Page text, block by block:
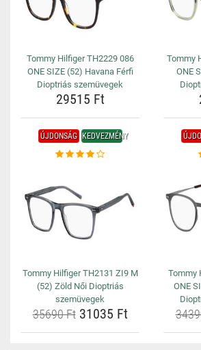
Tommy Hilfiger TH2229 086
ONE SIZE (52) Havana Férfi
Dioptriás szemüvegek
29515 Ft
Tommy
ONE
ÚJDONSÁG KEDVEZMÉNY
Tommy Hilfiger TH2131 ZI9 M
(52) Zöld Női Dioptriás
szemüvegek
35690 Ft31035 Ft
Tommy
ONE